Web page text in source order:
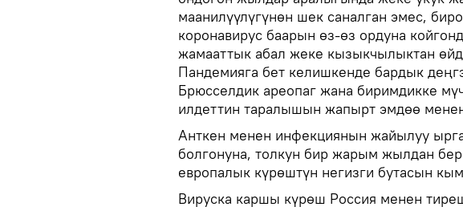
маанилүүлүгүнөн шек саналган эмес,
коронавирус баарын өз-өз ордуна
жамааттык абал жеке кызыкчылыктан
Пандемияга бет келишкенде бардык
Брюсселдик ареопаг жана биримдикке
илдеттин таралышын жапырт эмдөө
Анткен менен инфекциянын жайылуу
болгонуна, толкун бир жарым жылдан
европалык күрөштүн негизги бутасын
Вируска каршы күрөш Россия менен